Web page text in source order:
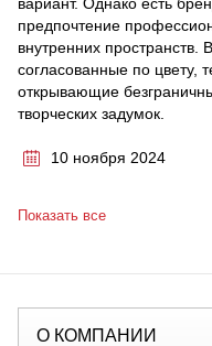
предпочтение
внутренних
согласованные по цвету,
открывающие
творческих задумок.
10 ноября 2024
Показать все
О КОМПАНИИ